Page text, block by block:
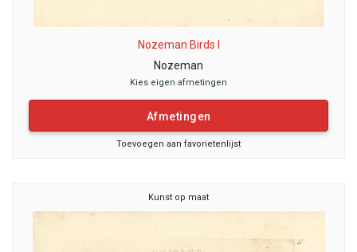
Nozeman Birds I
Nozeman
Kies eigen afmetingen
Afmetingen
Toevoegen aan favorietenlijst
Kunst op maat